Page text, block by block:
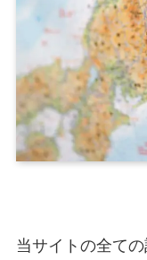
当サイトの全ての